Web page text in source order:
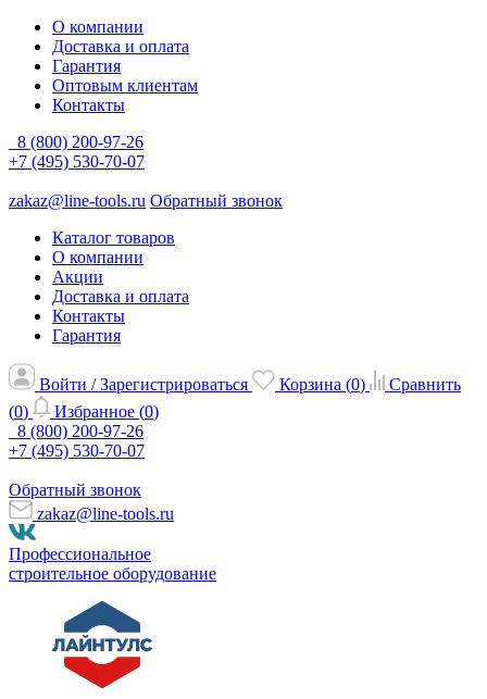
О компании
Доставка и оплата
Гарантия
Оптовым клиентам
Контакты
8 (800) 200-97-26
+7 (495) 530-70-07
zakaz@line-tools.ru Обратный звонок
Каталог товаров
О компании
Акции
Доставка и оплата
Контакты
Гарантия
Войти / Зарегистрироваться Корзина (0)
Сравнить
(0) Избранное (0)
8 (800) 200-97-26
+7 (495) 530-70-07
Обратный звонок
zakaz@line-tools.ru
Профессиональное
строительное оборудование